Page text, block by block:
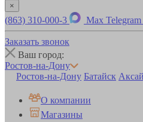
×
(863) 310-000-3 Max Telegram
Заказать звонок
Ваш город:
Ростов-на-Дону
Ростов-на-Дону Батайск Аксай
О компании
Магазины